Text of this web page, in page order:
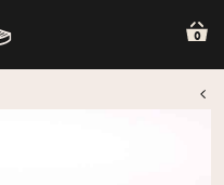
0